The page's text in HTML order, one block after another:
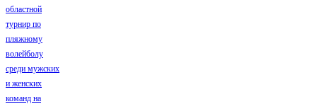
областной
турнир по
пляжному
волейболу
среди мужских
и женских
команд на